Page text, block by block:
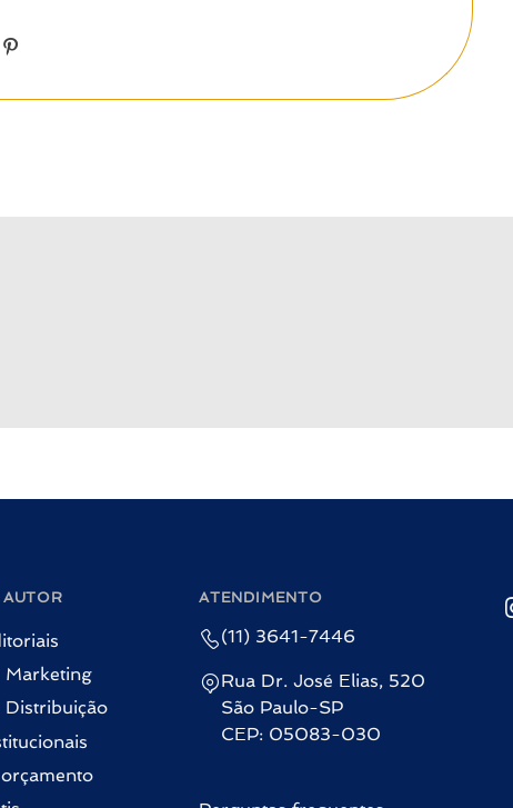
AUTOR
Marketing
Distribuição
ATENDIMENTO
(11) 3641-7446
Rua Dr. José Elias, 520
São Paulo-SP
CEP: 05083-030